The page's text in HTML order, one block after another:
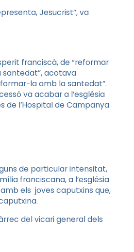
Jesucrist”, va
franciscà, de “reformar
santedat”, acotava
la amb la santedat”.
va acabar a l’església
de l’Hospital de Campanya
de particular intensitat,
franciscana, a l’església
els joves caputxins que,
del vicari general dels